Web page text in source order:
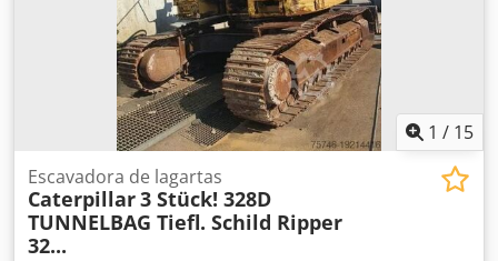
1 / 15
Escavadora de lagartas
Caterpillar3 Stück! 328D
TUNNELBAG Tiefl. Schild Ripper
32...